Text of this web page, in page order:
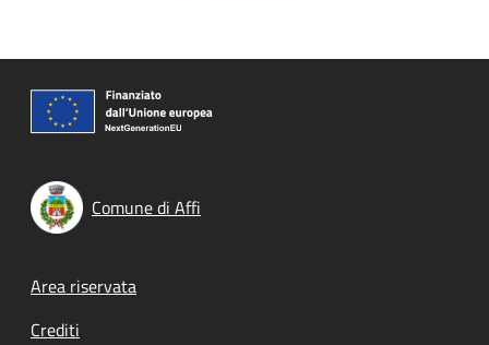
Comune di Affi
Footer menu
Area riservata
Crediti